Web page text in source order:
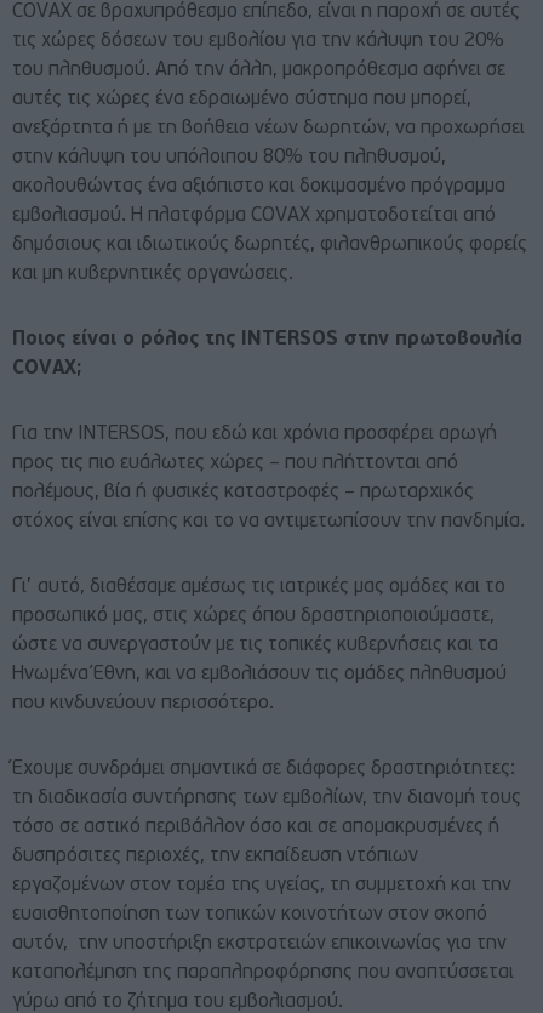
COVAX σε βραχυπρόθεσμο επίπεδο, είναι η παροχή σε αυτές
τις χώρες δόσεων του εμβολίου για την κάλυψη του 20%
του πληθυσμού. Από την άλλη, μακροπρόθεσμα αφήνει σε
αυτές τις χώρες ένα εδραιωμένο σύστημα που μπορεί,
ανεξάρτητα ή με τη βοήθεια νέων δωρητών, να προχωρήσει
στην κάλυψη του υπόλοιπου 80% του πληθυσμού,
ακολουθώντας ένα αξιόπιστο και δοκιμασμένο πρόγραμμα
εμβολιασμού. Η πλατφόρμα COVAX χρηματοδοτείται από
δημόσιους και ιδιωτικούς δωρητές, φιλανθρωπικούς φορείς
και μη κυβερνητικές οργανώσεις.
Ποιος είναι ο ρόλος της INTERSOS στην πρωτοβουλία
COVAX;
Για την INTERSOS, που εδώ και χρόνια προσφέρει αρωγή
προς τις πιο ευάλωτες χώρες – που πλήττονται από
πολέμους, βία ή φυσικές καταστροφές – πρωταρχικός
στόχος είναι επίσης και το να αντιμετωπίσουν την πανδημία.
Γι’ αυτό, διαθέσαμε αμέσως τις ιατρικές μας ομάδες και το
προσωπικό μας, στις χώρες όπου δραστηριοποιούμαστε,
ώστε να συνεργαστούν με τις τοπικές κυβερνήσεις και τα
Ηνωμένα Έθνη, και να εμβολιάσουν τις ομάδες πληθυσμού
που κινδυνεύουν περισσότερο.
Έχουμε συνδράμει σημαντικά σε διάφορες δραστηριότητες:
τη διαδικασία συντήρησης των εμβολίων, την διανομή τους
τόσο σε αστικό περιβάλλον όσο και σε απομακρυσμένες ή
δυσπρόσιτες περιοχές, την εκπαίδευση ντόπιων
εργαζομένων στον τομέα της υγείας, τη συμμετοχή και την
ευαισθητοποίηση των τοπικών κοινοτήτων στον σκοπό
αυτόν, την υποστήριξη εκστρατειών επικοινωνίας για την
καταπολέμηση της παραπληροφόρησης που αναπτύσσεται
γύρω από το ζήτημα του εμβολιασμού.